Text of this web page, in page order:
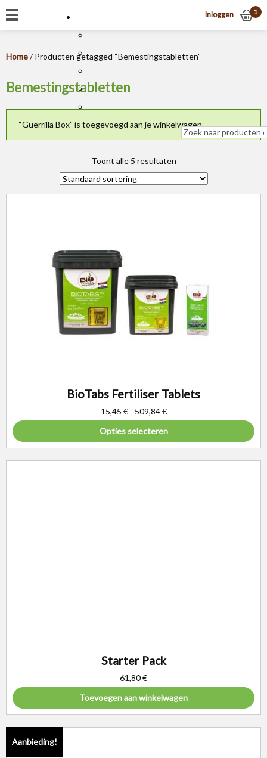
Inloggen 1
Home/ Producten getagged “Bemestingstabletten”
Bemestingstabletten
“Guerrilla Box” is toegevoegd aan je winkelwagen.
Toont alle 5 resultaten
BioTabs Fertiliser Tablets
15,45 € - 509,84€
Opties selecteren
Starter Pack
61,80€
Toevoegen aan winkelwagen
Aanbieding!